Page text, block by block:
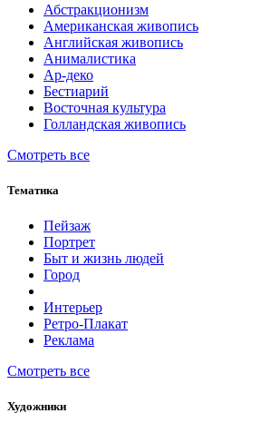
Абстракционизм
Американская живопись
Английская живопись
Анималистика
Ар-деко
Бестиарий
Восточная культура
Голландская живопись
Смотреть все
Тематика
Пейзаж
Портрет
Быт и жизнь людей
Город
Интерьер
Ретро-Плакат
Реклама
Смотреть все
Художники